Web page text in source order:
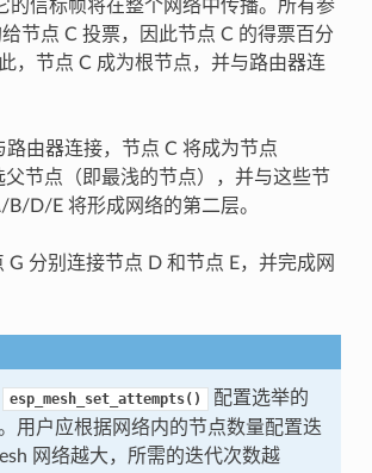
的信标帧将在整个网络中传播。所有参
节点 C 投票，因此节点 C 的得票百分
，节点 C 成为根节点，并与路由器连
路由器连接，节点 C 将成为节点
节点（即最浅的节点），并与这些节
B/D/E 将形成网络的第二层。
G 分别连接节点 D 和节点 E，并完成网
esp_mesh_set_attempts()
配置选举的
用户应根据网络内的节点数量配置迭
网络越大，所需的迭代次数越